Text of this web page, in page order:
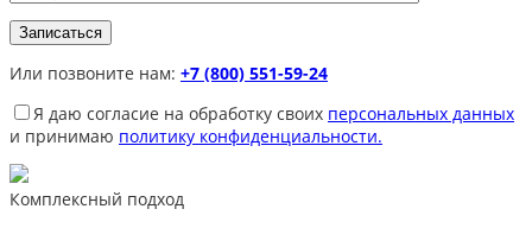
Или позвоните нам: +7 (800) 551-59-24
Я даю согласие на обработку своих персональных данных
и принимаю политику конфиденциальности.
Комплексный подход